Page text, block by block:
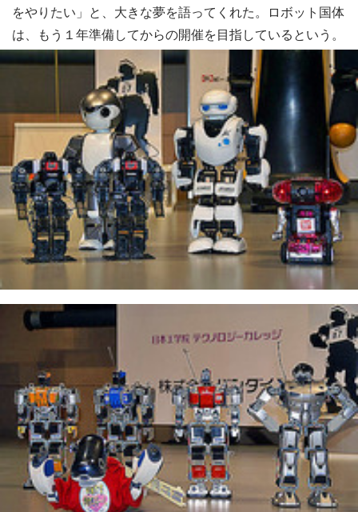
をやりたい」と、大きな夢を語ってくれた。ロボット国体
は、もう１年準備してからの開催を目指しているという。